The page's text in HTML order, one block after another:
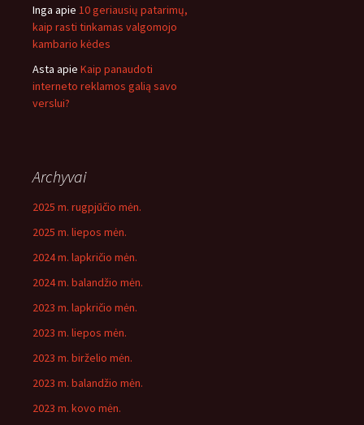
Inga apie 10 geriausių patarimų,
kaip rasti tinkamas valgomojo
kambario kėdes
Asta apie Kaip panaudoti
interneto reklamos galią savo
verslui?
Archyvai
2025 m. rugpjūčio mėn.
2025 m. liepos mėn.
2024 m. lapkričio mėn.
2024 m. balandžio mėn.
2023 m. lapkričio mėn.
2023 m. liepos mėn.
2023 m. birželio mėn.
2023 m. balandžio mėn.
2023 m. kovo mėn.